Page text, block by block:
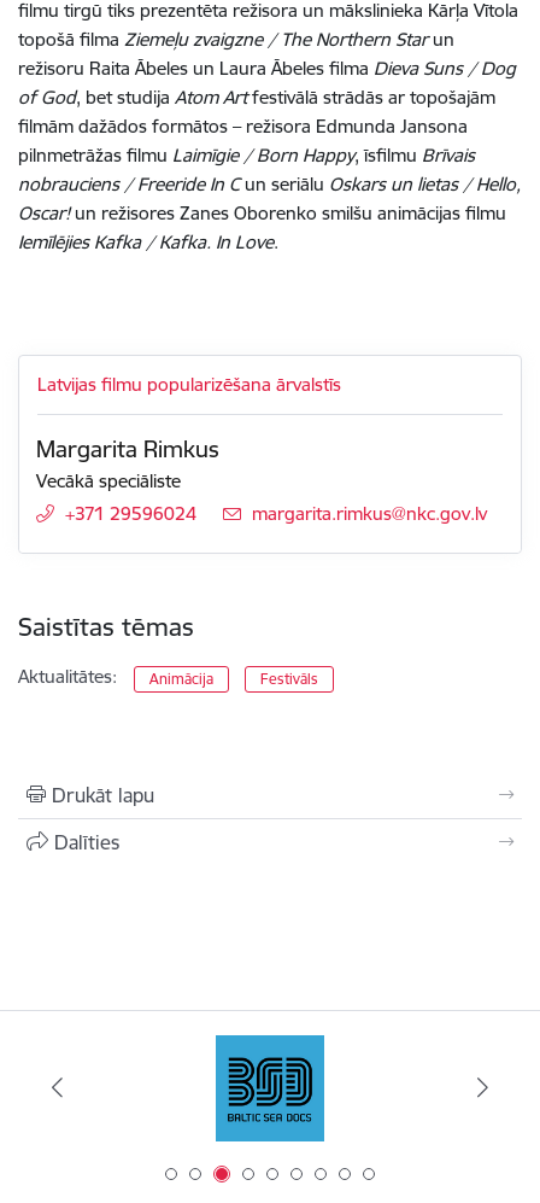
filmu tirgū tiks prezentēta režisora un mākslinieka Kārļa Vītola
topošā filma Ziemeļu zvaigzne / The Northern Starun
režisoru Raita Ābeles un Laura Ābeles filma Dieva Suns / Dog
of God, bet studija Atom Artfestivālā strādās ar topošajām
filmām dažādos formātos – režisora Edmunda Jansona
pilnmetrāžas filmu Laimīgie / Born Happy, īsfilmu Brīvais
nobrauciens / Freeride In Cun seriālu Oskars un lietas / Hello,
Oscar!un režisores Zanes Oborenko smilšu animācijas filmu
Iemīlējies Kafka / Kafka. In Love.
Latvijas filmu popularizēšana ārvalstīs
Margarita Rimkus
Vecākā speciāliste
+371 29596024
E-pasts:
margarita.rimkus@nkc.gov.lv
Saistītas tēmas
Aktualitātes: Animācija Festivāls
Drukāt lapu
Dalīties